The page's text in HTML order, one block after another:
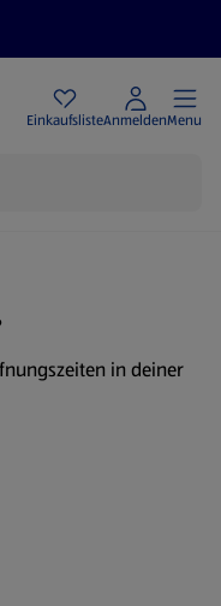
EinkaufslisteAnmeldenMenu
in deiner